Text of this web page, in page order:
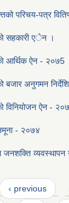
परिचय-पत्र
सहकारी एेन ।
आर्थिक ऐन - २०७5
बजार अनुगमन
विनियोजन ऐन -
- २०७४
जनशक्ति व्यवस्थापन
‹ previous